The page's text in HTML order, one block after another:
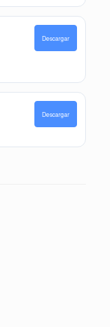
Descargar
Descargar